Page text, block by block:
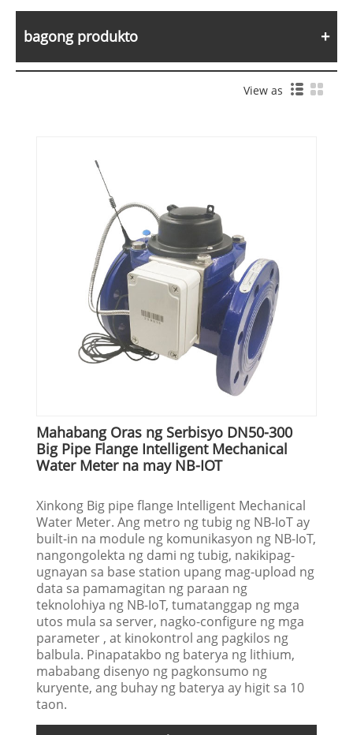
bagong produkto
View as
Mahabang Oras ng Serbisyo DN50-300
Big Pipe Flange Intelligent Mechanical
Water Meter na may NB-IOT
Xinkong Big pipe flange Intelligent Mechanical
Water Meter. Ang metro ng tubig ng NB-IoT ay
built-in na module ng komunikasyon ng NB-IoT,
nangongolekta ng dami ng tubig, nakikipag-
ugnayan sa base station upang mag-upload ng
data sa pamamagitan ng paraan ng
teknolohiya ng NB-IoT, tumatanggap ng mga
utos mula sa server, nagko-configure ng mga
parameter , at kinokontrol ang pagkilos ng
balbula. Pinapatakbo ng baterya ng lithium,
mababang disenyo ng pagkonsumo ng
kuryente, ang buhay ng baterya ay higit sa 10
taon.